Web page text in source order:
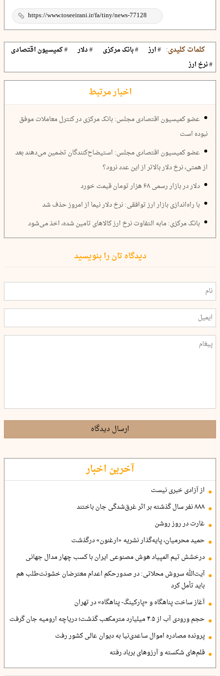
کلمات کلیدی: # ارز # بانک مرکزی # دلار
# کمیسیون اقتصادی
# نرخ ارز
اخبار مرتبط
عضو کمیسیون اقتصادی مجلس: بانک مرکزی در کنترل معاملات موفق
نبوده است
عضو کمیسیون اقتصادی مجلس: استیضاح‌کنندگان تضمین می‌دهند بعد
از همتی، نرخ دلار بالاتر از این عدد نرود؟‌
دلار در بازار رسمی ۶۸ هزار تومان قیمت خورد
با راه‌اندازی بازار ارز توافقی: نرخ دلار نیما از امروز حذف شد
بانک مرکزی: مابه التفاوت نرخ ارز کالاهای تامین شده، اخذ می‌شود
دیدگاه تان را بنویسید
ارسال دیدگاه
آخرین اخبار
از آزادی خبری نیست
۸۸۸ نفر سال گذشته بر اثر غرق‌شدگی جان باختند
غارت در روز روشن
حمید محرمیان، پایه‌گذار نشریه «ارغنون» درگذشت
درخشش تیم المپیاد هوش مصنوعی ایران با کسب چهار مدال جهانی
آیت‌الله سروش محلاتی: در صدورحکم اعدام معترضان خشونت‌طلب هم
باید تأمل کرد
آغاز ساخت پناهگاه و «پارکینگ- پناهگاه» در تهران
حجم ورودی آب از ۴.۵ میلیارد مترمکعب گذشت؛ دریاچه ارومیه جان گرفت
پرونده مصادره اموال ساعدی‌نیا به دیوان عالی کشور رفت
قلم‌های شکسته و آرزوهای برباد رفته